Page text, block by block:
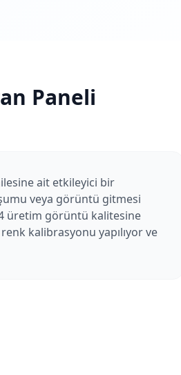
Paneli
ait etkileyici bir
veya görüntü gitmesi
üretim görüntü kalitesine
kalibrasyonu yapılıyor ve